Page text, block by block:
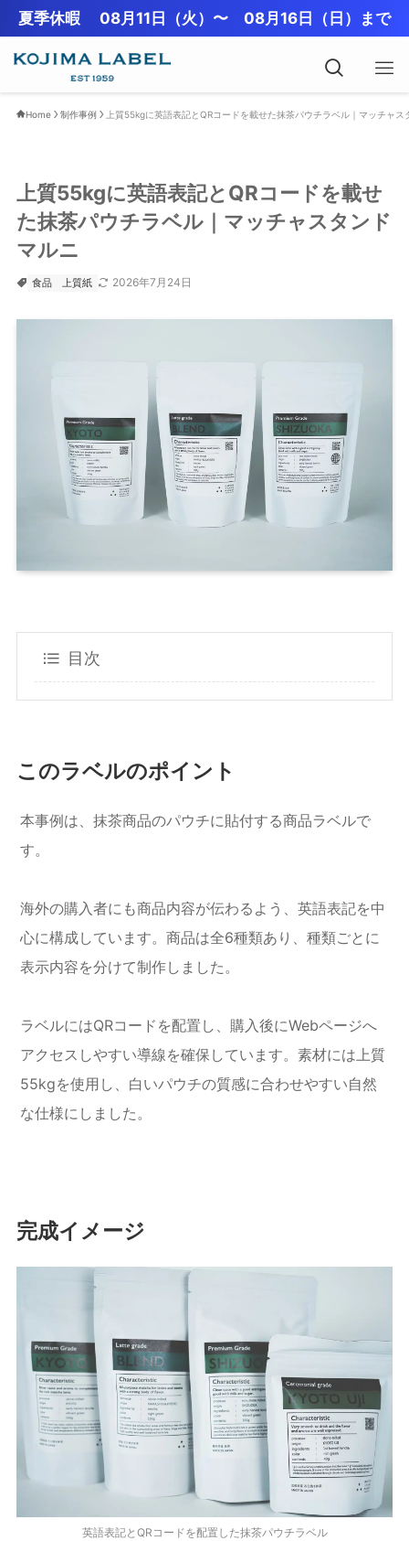
夏季休暇 08月11日（火）〜 08月16日（日）まで
Home 制作事例 上質55kgに英語表記とQRコードを載せた抹茶パウチラベル｜マッチャス
上質55kgに英語表記とQRコードを載せ
た抹茶パウチラベル｜マッチャスタンド
マルニ
食品 上質紙 2026年7月24日
目次
このラベルのポイント
本事例は、抹茶商品のパウチに貼付する商品ラベルで
す。
海外の購入者にも商品内容が伝わるよう、英語表記を中
心に構成しています。商品は全6種類あり、種類ごとに
表示内容を分けて制作しました。
ラベルにはQRコードを配置し、購入後にWebページへ
アクセスしやすい導線を確保しています。素材には上質
55kgを使用し、白いパウチの質感に合わせやすい自然
な仕様にしました。
完成イメージ
英語表記とQRコードを配置した抹茶パウチラベル